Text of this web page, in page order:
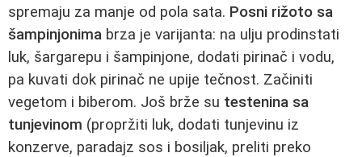
spremaju za manje od pola sata. Posni rižoto sa
šampinjonima brza je varijanta: na ulju prodinstati
luk, šargarepu i šampinjone, dodati pirinač i vodu,
pa kuvati dok pirinač ne upije tečnost. Začiniti
vegetom i biberom. Još brže su testenina sa
tunjevinom (propržiti luk, dodati tunjevinu iz
konzerve, paradajz sos i bosiljak, preliti preko